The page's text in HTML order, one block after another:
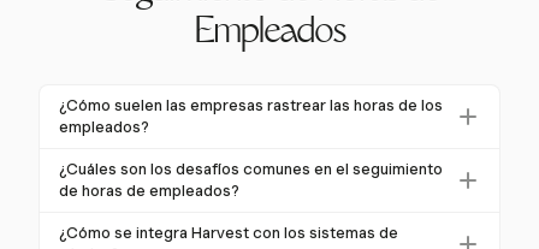
Empleados
¿Cómo suelen las empresas rastrear las horas de los
empleados?
Las empresas rastrean las horas de los empleados
utilizando varios métodos como hojas de tiempo
de seguimiento de tiempo. Los sistemas
¿Cuáles son los desafíos comunes en el seguimiento
de horas de empleados?
Los desafíos comunes incluyen la resistencia de los
¿Cómo se integra Harvest con los sistemas de